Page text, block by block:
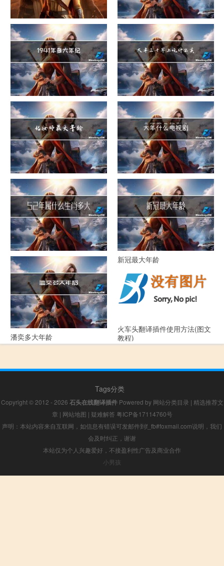
危险货物包装类别 这就是过大年
1941年多大年纪 大年三十早上吃什么美白
化妆师最大年龄 大年什么电视剧
52年属什么生肖多大年龄 新冠最大年龄
潘奕多大年龄
火车头翻译插件使用方法(图文
教程)
Tags分类
Copyright © 2012 - 2026 石头在线翻译插件Powered by 网站分类目录 | 精选推荐文
章 | 网站地图 | 疑难解答 粤ICP备17114760号
声明：本站内容来自互联网，如信息有错误可发邮件到f_fb#foxmail.com说明，我们
会及时纠正，谢谢
本站仅为个人兴趣爱好，不接盈利性广告及商业合作
小男孩